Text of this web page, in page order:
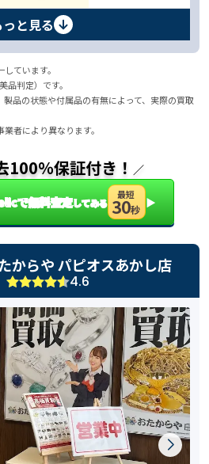
っと見る
ています。
判定）です。
品の状態や付属品の有無によって、実際の買取
者により異なります。
100％保証付き！ ／
で無料査定してみる
最短
30秒 ▶
からや パピオスあかし店
4.6